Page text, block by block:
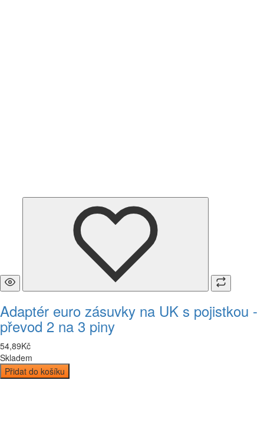
Adaptér euro zásuvky na UK s pojistkou -
převod 2 na 3 piny
54,89Kč
Skladem
Přidat do košíku